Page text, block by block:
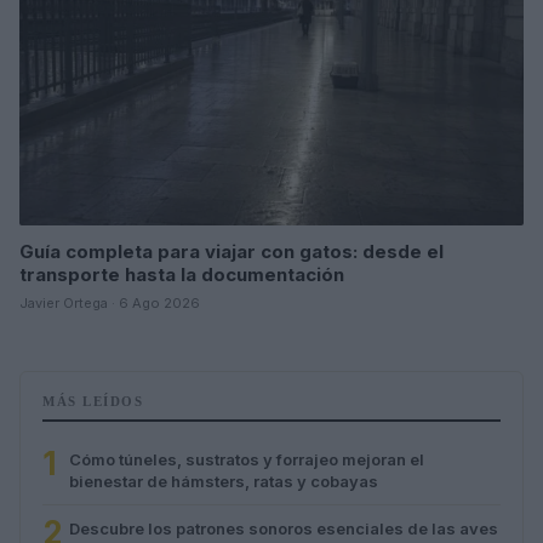
Guía completa para viajar con gatos: desde el
transporte hasta la documentación
Javier Ortega · 6 Ago 2026
MÁS LEÍDOS
1
Cómo túneles, sustratos y forrajeo mejoran el
bienestar de hámsters, ratas y cobayas
2 Descubre los patrones sonoros esenciales de las aves